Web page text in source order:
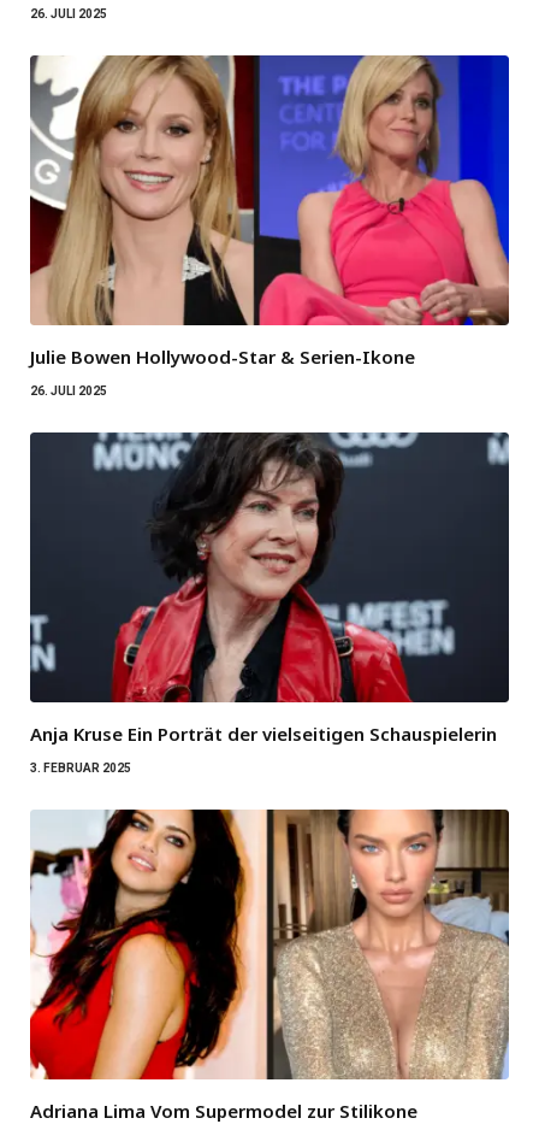
26. JULI 2025
Julie Bowen Hollywood-Star & Serien-Ikone
26. JULI 2025
Anja Kruse Ein Porträt der vielseitigen Schauspielerin
3. FEBRUAR 2025
Adriana Lima Vom Supermodel zur Stilikone